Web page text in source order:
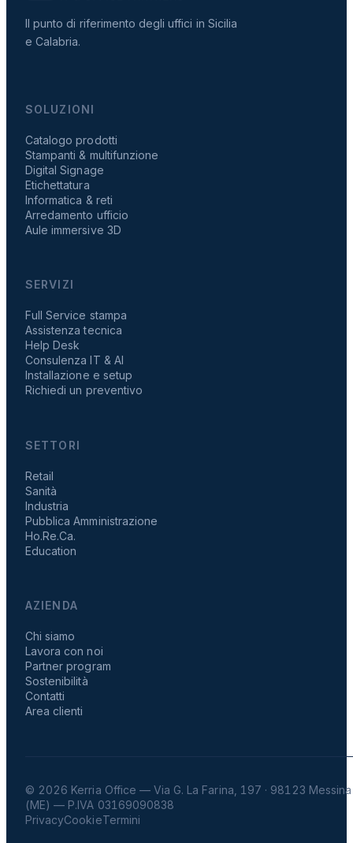
Il punto di riferimento degli uffici in Sicilia
e Calabria.
SOLUZIONI
Catalogo prodotti
Stampanti & multifunzione
Digital Signage
Etichettatura
Informatica & reti
Arredamento ufficio
Aule immersive 3D
SERVIZI
Full Service stampa
Assistenza tecnica
Help Desk
Consulenza IT & AI
Installazione e setup
Richiedi un preventivo
SETTORI
Retail
Sanità
Industria
Pubblica Amministrazione
Ho.Re.Ca.
Education
AZIENDA
Chi siamo
Lavora con noi
Partner program
Sostenibilità
Contatti
Area clienti
© 2026 Kerria Office — Via G. La Farina, 197 · 98123 Messina
(ME) — P.IVA 03169090838
PrivacyCookieTermini